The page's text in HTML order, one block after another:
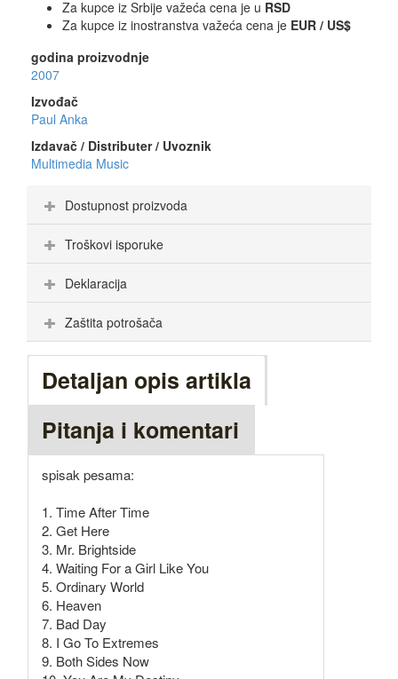
Za kupce iz Srbije važeća cena je u RSD
Za kupce iz inostranstva važeća cena je EUR / US$
godina proizvodnje
2007
Izvođač
Paul Anka
Izdavač / Distributer / Uvoznik
Multimedia Music
Dostupnost proizvoda
Troškovi isporuke
Deklaracija
Zaštita potrošača
Detaljan opis artikla
Pitanja i komentari
spisak pesama:
1. Time After Time
2. Get Here
3. Mr. Brightside
4. Waiting For a Girl Like You
5. Ordinary World
6. Heaven
7. Bad Day
8. I Go To Extremes
9. Both Sides Now